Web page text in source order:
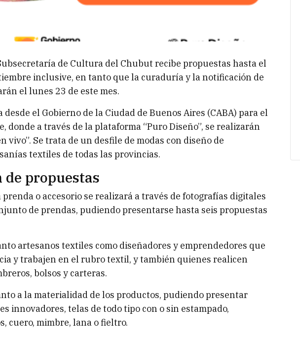
de Cultura del Chubut recibe propuestas hasta el
inclusive, en tanto que la curaduría y la notificación de
el lunes 23 de este mes.
desde el Gobierno de la Ciudad de Buenos Aires (CABA) para el
donde a través de la plataforma “Puro Diseño”, se realizarán
vivo”. Se trata de un desfile de modas con diseño de
textiles de todas las provincias.
de propuestas
prenda o accesorio se realizará a través de fotografías digitales
de prendas, pudiendo presentarse hasta seis propuestas
artesanos textiles como diseñadores y emprendedores que
y trabajen en el rubro textil, y también quienes realicen
bolsos y carteras.
a la materialidad de los productos, pudiendo presentar
innovadores, telas de todo tipo con o sin estampado,
cuero, mimbre, lana o fieltro.